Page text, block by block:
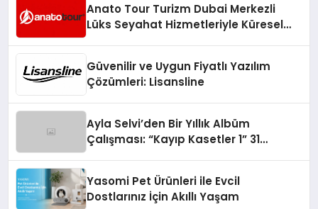
Anato Tour Turizm Dubai Merkezli
Lüks Seyahat Hizmetleriyle Küresel
Güvenilir ve Uygun Fiyatlı Yazılım
Çözümleri: Lisansline
Ayla Selvi’den Bir Yıllık Albüm
Çalışması: “Kayıp Kasetler 1” 31
Yasomi Pet Ürünleri ile Evcil
Dostlarınız İçin Akıllı Yaşam